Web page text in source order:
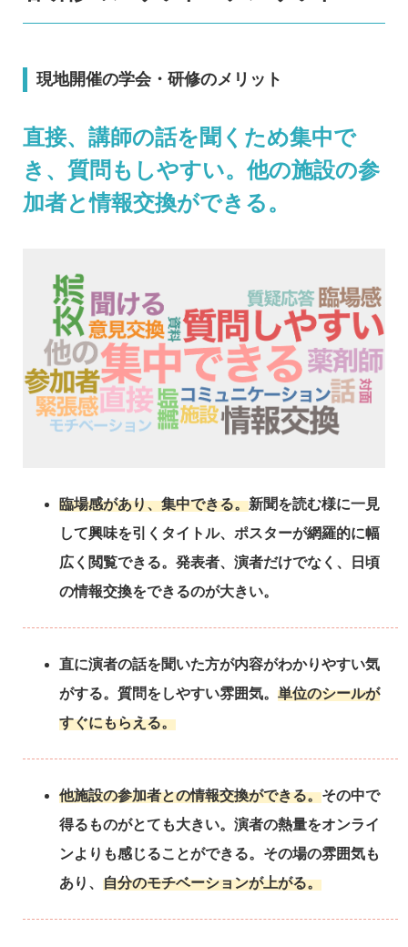
現地開催の学会・研修のメリット
直接、講師の話を聞くため集中で
き、質問もしやすい。他の施設の参
加者と情報交換ができる。
臨場感があり、集中できる。新聞を読む様に一見
して興味を引くタイトル、ポスターが網羅的に幅
広く閲覧できる。発表者、演者だけでなく、日頃
の情報交換をできるのが大きい。
直に演者の話を聞いた方が内容がわかりやすい気
がする。質問をしやすい雰囲気。 単位のシールが
すぐにもらえる。
他施設の参加者との情報交換ができる。その中で
得るものがとても大きい。演者の熱量をオンライ
ンよりも感じることができる。その場の雰囲気も
あり、 自分のモチベーションが上がる。